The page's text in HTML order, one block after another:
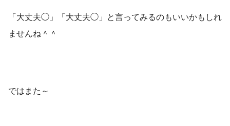
「大丈夫◯」「大丈夫◯」と言ってみるのもいいかもしれ
ませんね＾＾
ではまた～